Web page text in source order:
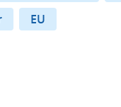
EU